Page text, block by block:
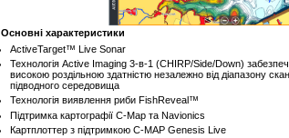
Основні характеристики
ActiveTarget™ Live Sonar
Технологія Active Imaging 3-в-1 (CHIRP/Side/Down)
високою роздільною здатністю незалежно від діапазону
підводного середовища
Технологія виявлення риби FishReveal™
Підтримка картографії С-Map та Navionics
Картплоттер з підтримкою C-MAP Genesis Live